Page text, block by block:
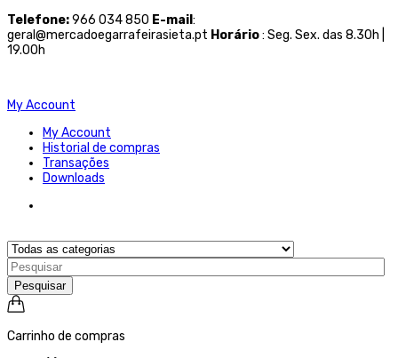
Telefone:966 034 850 E-mail :
geral@mercadoegarrafeirasieta.pt Horário: Seg. Sex. das 8.30h |
19.00h
My Account
My Account
Historial de compras
Transações
Downloads
Pesquisar
Carrinho de compras